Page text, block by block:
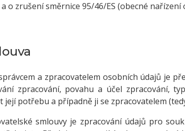
o zrušení směrnice 95/46/ES (obecné
a zpracovatelem osobních údajů je
zpracování, povahu a účel zpracování,
potřebu a případně ji se zpracovatelem
smlouvy je zpracování údajů pro